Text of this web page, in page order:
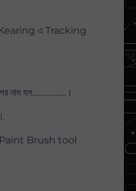
এ Tracking
নাম হল……………..।
Paint Brush tool